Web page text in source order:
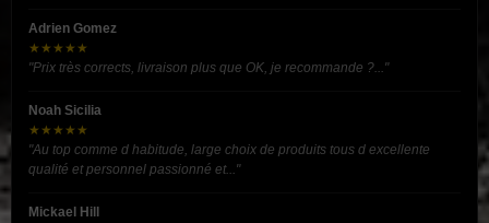
Adrien Gomez
★★★★★
"Prix très corrects, livraison plus que OK, je recommande ?..."
Noah Sicilia
★★★★★
"Au top comme d habitude, large choix de produits tous d excellente
qualité et personnel passionné et..."
Mickael Hill